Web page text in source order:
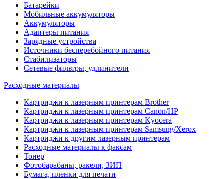
Батарейки
Мобильные аккумуляторы
Аккумуляторы
Адаптеры питания
Зарядные устройства
Источники бесперебойного питания
Стабилизаторы
Сетевые фильтры, удлинители
Расходные материалы
Картриджи к лазерным принтерам Brother
Картриджи к лазерным принтерам Canon/HP
Картриджи к лазерным принтерам Kyocera
Картриджи к лазерным принтерам Samsung/Xerox
Картриджи к другим лазерным принтерам
Расходные материалы к факсам
Тонер
Фотобарабаны, ракели, ЗИП
Бумага, пленки для печати